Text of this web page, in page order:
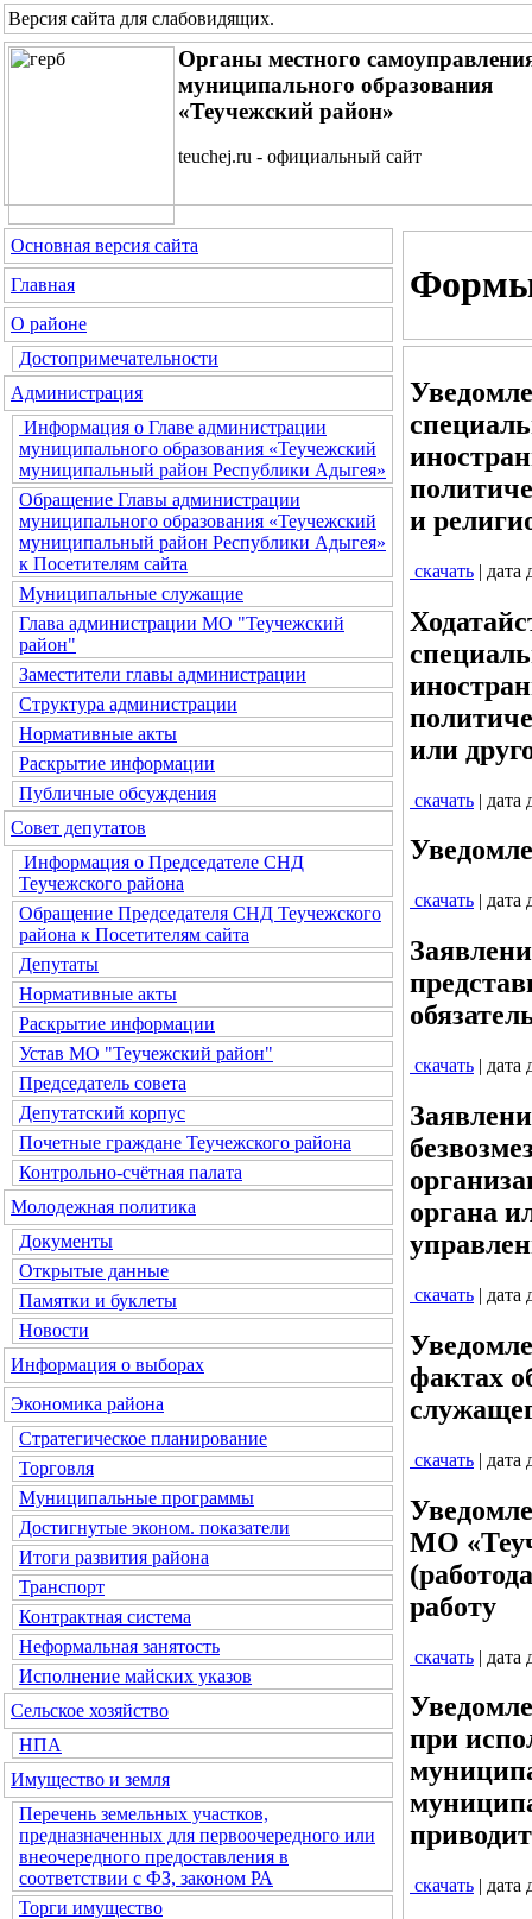
Версия сайта для слабовидящих.
Органы местного
муниципального образования
«Теучежский район»
teuchej.ru - официальный сайт
Основная версия сайта
Главная
О районе
Достопримечательности
Администрация
Информация о Главе администрации
муниципального образования «Теучежский
муниципальный район Республики Адыгея»
Обращение Главы администрации
муниципального образования «Теучежский
муниципальный район Республики Адыгея»
к Посетителям сайта
Муниципальные служащие
Глава администрации МО "Теучежский
район"
Заместители главы администрации
Структура администрации
Нормативные акты
Раскрытие информации
Публичные обсуждения
Совет депутатов
Информация о Председателе СНД
Теучежского района
Обращение Председателя СНД Теучежского
района к Посетителям сайта
Депутаты
Нормативные акты
Раскрытие информации
Устав МО "Теучежский район"
Председатель совета
Депутатский корпус
Почетные граждане Теучежского района
Контрольно-счётная палата
Молодежная политика
Документы
Открытые данные
Памятки и буклеты
Новости
Информация о выборах
Экономика района
Стратегическое планирование
Торговля
Муниципальные программы
Достигнутые эконом. показатели
Итоги развития района
Транспорт
Контрактная система
Неформальная занятость
Исполнение майских указов
Сельское хозяйство
НПА
Имущество и земля
Перечень земельных участков,
предназначенных для первоочередного или
внеочередного предоставления в
соответствии с ФЗ, законом РА
Торги имущество
Формы
и
скачать | дата
или
скачать | дата
скачать | дата
скачать | дата
органа
скачать | дата
фактах
скачать | дата
МО
работу
скачать | дата
при
скачать | дата